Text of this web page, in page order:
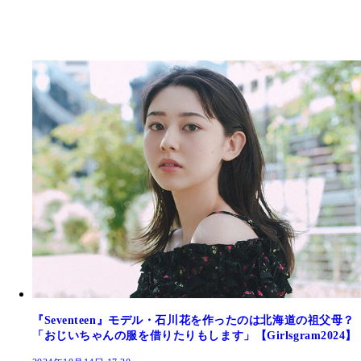
『Seventeen』モデル・石川花を作ったのは北海道の祖父母？
「おじいちゃんの服を借りたりもします」【Girlsgram2024】